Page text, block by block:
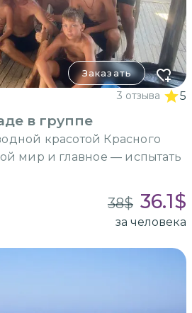
Заказать
3 отзыва 5
в группе
красотой Красного
мир и главное — испытать
38$ 36.1$
за человека